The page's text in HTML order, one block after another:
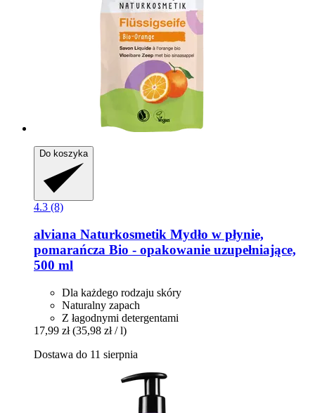
Do koszyka
4.3 (8)
alviana Naturkosmetik Mydło w płynie,
pomarańcza Bio -​ opakowanie uzupełniające,
500 ml
Dla każdego rodzaju skóry
Naturalny zapach
Z łagodnymi detergentami
17,99 zł (35,98 zł / l)
Dostawa do 11 sierpnia